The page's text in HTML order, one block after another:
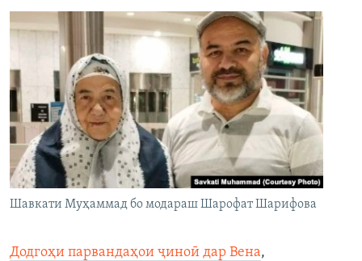
Шавкати Муҳаммад бо модараш Шарофат Шарифова
Додгоҳи парвандаҳои ҷиноӣ дар Вена,